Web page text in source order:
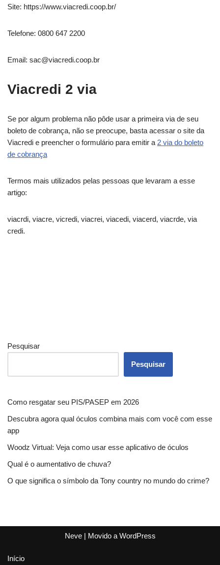
Site: https://www.viacredi.coop.br/
Telefone: 0800 647 2200
Email: sac@viacredi.coop.br
Viacredi 2 via
Se por algum problema não pôde usar a primeira via de seu
boleto de cobrança, não se preocupe, basta acessar o site da
Viacredi e preencher o formulário para emitir a 2 via do boleto
de cobrança
Termos mais utilizados pelas pessoas que levaram a esse
artigo:
viacrdi, viacre, vicredi, viacrei, viacedi, viacerd, viacrde, via
credi.
Pesquisar
Pesquisar
Como resgatar seu PIS/PASEP em 2026
Descubra agora qual óculos combina mais com você com esse
app
Woodz Virtual: Veja como usar esse aplicativo de óculos
Qual é o aumentativo de chuva?
O que significa o símbolo da Tony country no mundo do crime?
Neve| Movido a WordPress
Início